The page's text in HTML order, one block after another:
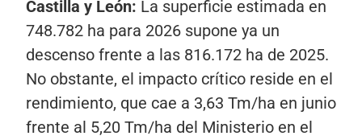
Castilla y León: La superficie estimada en
748.782 ha para 2026 supone ya un
descenso frente a las 816.172 ha de 2025.
No obstante, el impacto crítico reside en el
rendimiento, que cae a 3,63 Tm/ha en junio
frente al 5,20 Tm/ha del Ministerio en el